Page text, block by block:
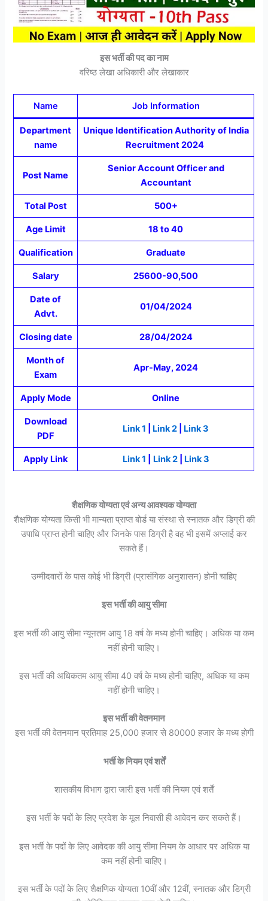
इस भर्ती की पद का नाम
वरिष्ठ लेखा अधिकारी और लेखाकार
Name Job Information
Department
name
Unique Identification Authority of India
Recruitment 2024
Post Name
Senior Account Officer and
Accountant
Total Post 500+
Age Limit 18 to 40
Qualification Graduate
Salary 25600-90,500
Date of
Advt.
01/04/2024
Closing date 28/04/2024
Month of
Exam
Apr-May, 2024
Apply Mode Online
Download
PDF
Link 1 Link 2 Link 3
Apply Link Link 1 Link 2 Link 3
शैक्षणिक योग्यता एवं अन्य आवश्यक योग्यता
शैक्षणिक योग्यता किसी भी मान्यता प्राप्त बोर्ड या संस्था से स्नातक और डिग्री की
उपाधि प्राप्त होनी चाहिए और जिनके पास डिग्री है वह भी इसमें अप्लाई कर
सकते हैं।
उम्मीदवारों के पास कोई भी डिग्री (प्रासंगिक अनुशासन) होनी चाहिए
इस भर्ती की आयु सीमा
इस भर्ती की आयु सीमा न्यूनतम आयु 18 वर्ष के मध्य होनी चाहिए। अधिक या कम
नहीं होनी चाहिए।
इस भर्ती की अधिकतम आयु सीमा 40 वर्ष के मध्य होनी चाहिए, अधिक या कम
नहीं होनी चाहिए।
इस भर्ती की वेतनमान
इस भर्ती की वेतनमान प्रतिमाह 25,000 हजार से 80000 हजार के मध्य होगी
भर्ती के नियम एवं शर्तें
शासकीय विभाग द्वारा जारी इस भर्ती की नियम एवं शर्तें
इस भर्ती के पदों के लिए प्रदेश के मूल निवासी ही आवेदन कर सकते हैं।
इस भर्ती के पदों के लिए आवेदक की आयु सीमा नियम के आधार पर अधिक या
कम नहीं होनी चाहिए।
इस भर्ती के पदों के लिए शैक्षणिक योग्यता 10वीं और 12वीं, स्नातक और डिग्री